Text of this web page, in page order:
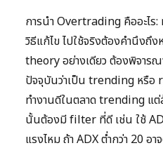
การนำ Overtrading คืออะไร:
วิธีแก้ไข ไปใช้จริงต้องคำนึงถึง
theory อย่างเดียว ต้องพิจา
ปัจจุบันว่าเป็น trending หรือ
ทำงานดีในตลาด trending แ
นั้นต้องมี filter ที่ดี เช่น ใช้
แรงไหม ถ้า ADX ต่ำกว่า 20 อ